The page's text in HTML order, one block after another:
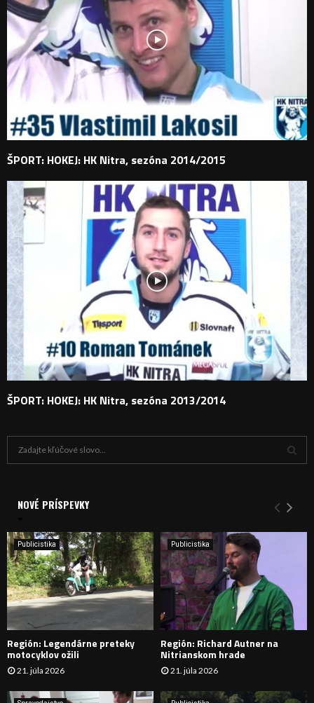
ŠPORT: HOKEJ: HK Nitra, sezóna 2014/2015
ŠPORT: HOKEJ: HK Nitra, sezóna 2013/2014
i
e
:
Y
H
D
NOVÉ PRÍSPEVKY
Publicistika
Región: Legendárne preteky
motocyklov ožili
21. júla 2026
Publicistika
Región: Richard Autner na
Nitrianskom hrade
21. júla 2026